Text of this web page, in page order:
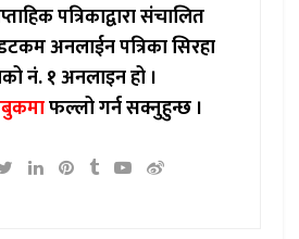
पत्रिकाद्वारा संचालित
अनलाईन पत्रिका सिरहा
नं. १ अनलाइन हो ।
फल्लो गर्न सक्नुहुन्छ ।